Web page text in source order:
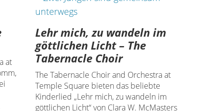
at
Lehr mich, zu wandeln im
göttlichen Licht – The
Tabernacle Choir
The Tabernacle Choir and Orchestra at
Temple Square bieten das beliebte
Kinderlied „Lehr mich, zu wandeln im
göttlichen Licht“ von Clara W. McMasters